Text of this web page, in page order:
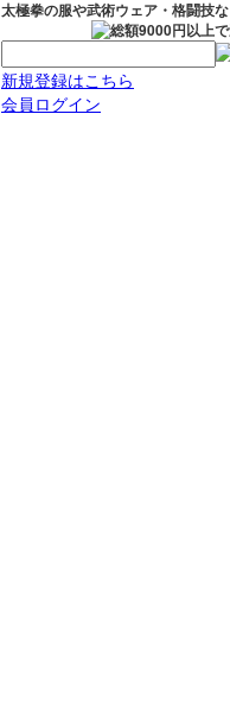
太極拳の服や武術ウェア・格闘技
新規登録はこちら
会員ログイン